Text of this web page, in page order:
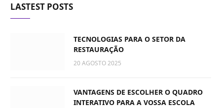
LASTEST POSTS
TECNOLOGIAS PARA O SETOR DA
RESTAURAÇÃO
20 AGOSTO 2025
VANTAGENS DE ESCOLHER O QUADRO
INTERATIVO PARA A VOSSA ESCOLA